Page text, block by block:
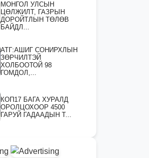
МОНГОЛ УЛСЫН
ЦӨЛЖИЛТ, ГАЗРЫН
ДОРОЙТЛЫН ТӨЛӨВ
БАЙДЛ...
АТГ:АШИГ СОНИРХЛЫН
ЗӨРЧИЛТЭЙ
ХОЛБООТОЙ 98
ГОМДОЛ,...
КОП17 БАГА ХУРАЛД
ОРОЛЦОХООР 4500
ГАРУЙ ГАДААДЫН Т...